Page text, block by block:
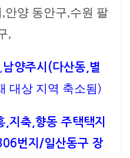
안양 동안구,수원 팔
,
남양주시(다산동,별
대상 지역 축소됨 )
지축,향동 주택택지
번지/일산동구 장